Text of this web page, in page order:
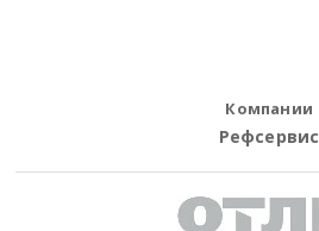
Компании
Рефсервис